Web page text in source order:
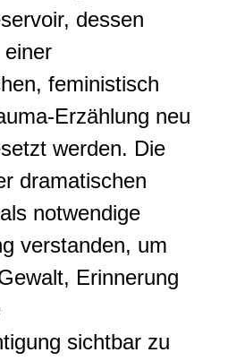
dessen
einer
feministisch
Erzählung neu
werden. Die
dramatischen
notwendige
verstanden, um
Erinnerung
sichtbar zu